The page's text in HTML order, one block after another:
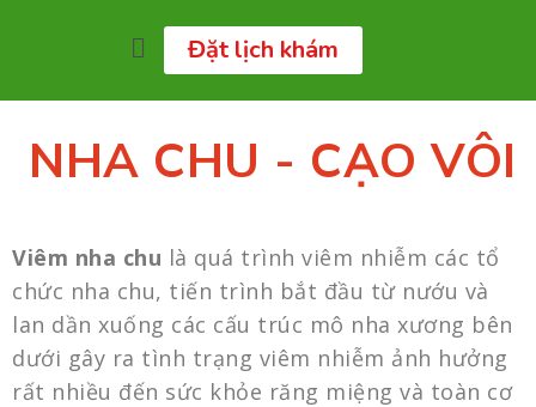
Đặt lịch khám
NHA CHU - CẠO VÔI
Viêm nha chu là quá trình viêm nhiễm các tổ
chức nha chu, tiến trình bắt đầu từ nướu và
lan dần xuống các cấu trúc mô nha xương bên
dưới gây ra tình trạng viêm nhiễm ảnh hưởng
rất nhiều đến sức khỏe răng miệng và toàn cơ